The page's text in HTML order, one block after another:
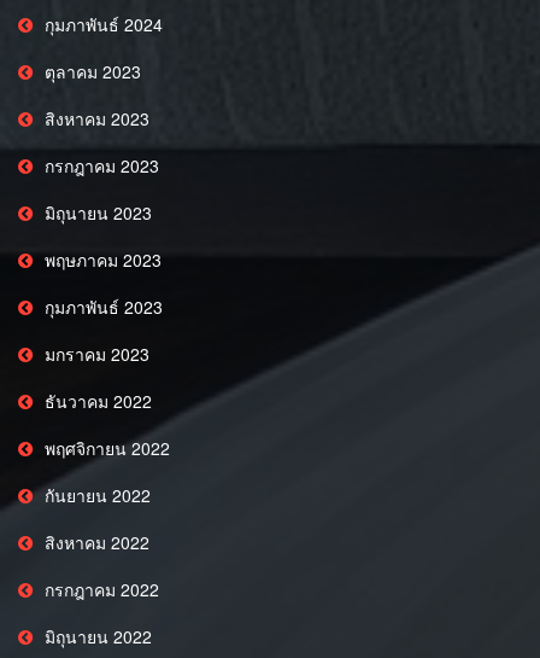
กุมภาพันธ์ 2024
ตุลาคม 2023
สิงหาคม 2023
กรกฎาคม 2023
มิถุนายน 2023
พฤษภาคม 2023
กุมภาพันธ์ 2023
มกราคม 2023
ธันวาคม 2022
พฤศจิกายน 2022
กันยายน 2022
สิงหาคม 2022
กรกฎาคม 2022
มิถุนายน 2022